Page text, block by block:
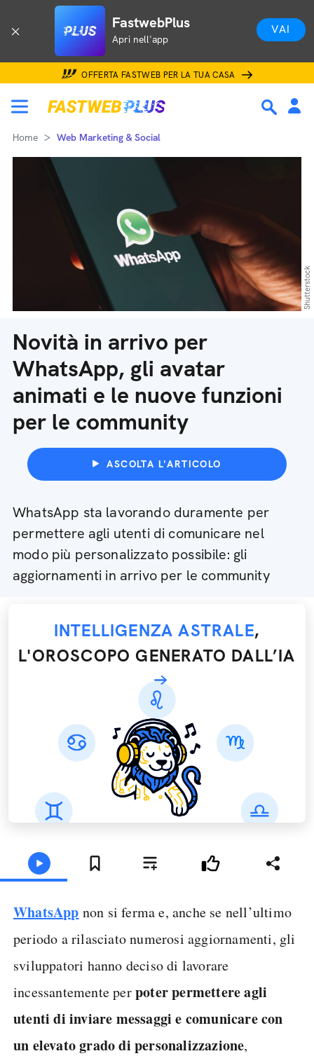
FastwebPlus
Apri nell'app
VAI
OFFERTA FASTWEB PER LA TUA CASA
Home Web Marketing & Social
Novità in arrivo per
WhatsApp, gli avatar
animati e le nuove funzioni
per le community
ASCOLTA L'ARTICOLO
WhatsApp sta lavorando duramente per
permettere agli utenti di comunicare nel
modo più personalizzato possibile: gli
aggiornamenti in arrivo per le community
Shutterstock
INTELLIGENZA ASTRALE,
L'OROSCOPO GENERATO DALL’IA
WhatsApp non si ferma e, anche se nell’ultimo
periodo a rilasciato numerosi aggiornamenti, gli
sviluppatori hanno deciso di lavorare
incessantemente perpoter permettere agli
utenti di inviare messaggi e comunicare con
un elevato grado di personalizzazione,